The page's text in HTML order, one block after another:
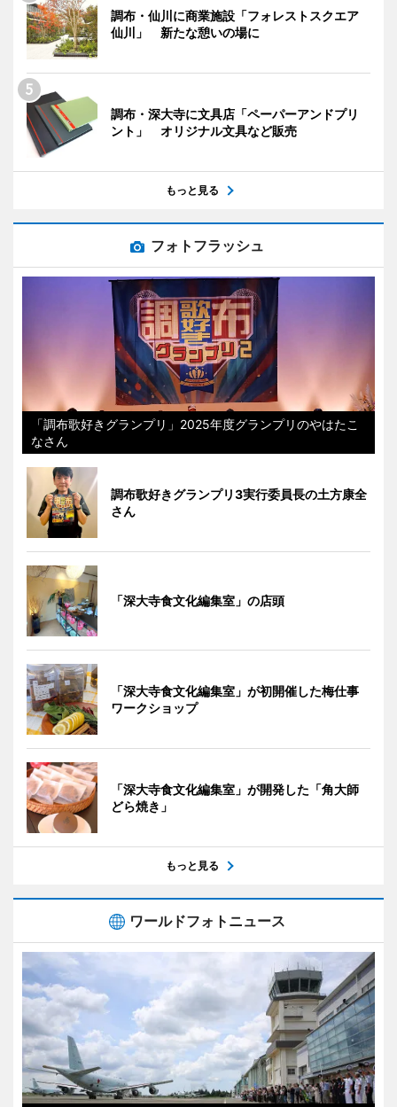
調布・仙川に商業施設「フォレストスクエア
仙川」 新たな憩いの場に
調布・深大寺に文具店「ペーパーアンドプリ
ント」 オリジナル文具など販売
もっと見る
フォトフラッシュ
「調布歌好きグランプリ」2025年度グランプリのやはたこ
なさん
調布歌好きグランプリ3実行委員長の土方康全
さん
「深大寺食文化編集室」の店頭
「深大寺食文化編集室」が初開催した梅仕事
ワークショップ
「深大寺食文化編集室」が開発した「角大師
どら焼き」
もっと見る
ワールドフォトニュース